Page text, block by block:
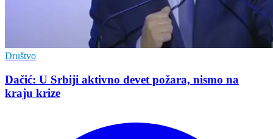
Društvo
Dačić: U Srbiji aktivno devet požara, nismo na
kraju krize